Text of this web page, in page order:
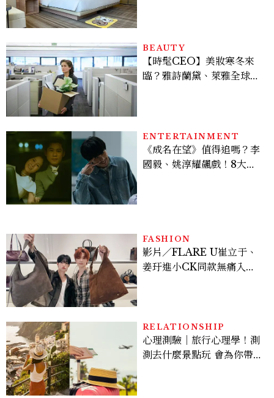
BEAUTY
【時髦CEO】美妝寒冬來
臨？雅詩蘭黛、萊雅全球裁
ENTERTAINMENT
《成名在望》值得追嗎？李
國毅、姚淳耀飆戲！8大看
FASHION
影片／FLARE U崔立于、
姜玗進小CK同款無痛入
RELATIONSHIP
心理測驗｜旅行心理學！測
測去什麼景點玩 會為你帶來